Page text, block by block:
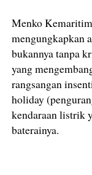
Menko
mengungkapkan
bukannya tanpa
yang
rangsangan
holiday
kendaraan listrik
baterainya.